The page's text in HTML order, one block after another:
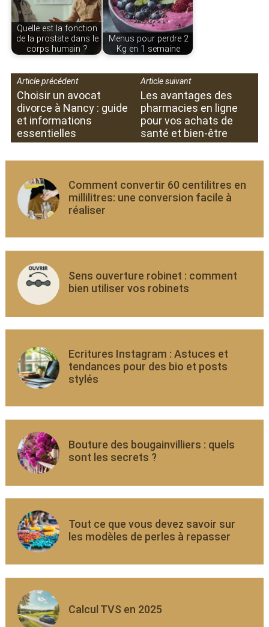
Quelle est la fonction
de la prostate dans le
corps humain ?
Menus pour perdre 2
Kg en 1 semaine
Article précédent
Choisir un avocat
divorce à Nancy : guide
et informations
essentielles
Article suivant
Les avantages des
pharmacies en ligne
pour vos achats de
santé et bien-être
Comment convertir 60 centilitres en
millilitres: une conversion facile à
réaliser
Sens ouverture robinet : comment
bien utiliser vos robinets
Ecritures Instagram : Astuces et
tendances pour des bio et posts
stylés
Bouture des bougainvilliers : quels
sont les secrets ?
Tout ce que vous devez savoir sur
les modèles de perles à repasser
Calcul TVS en 2025